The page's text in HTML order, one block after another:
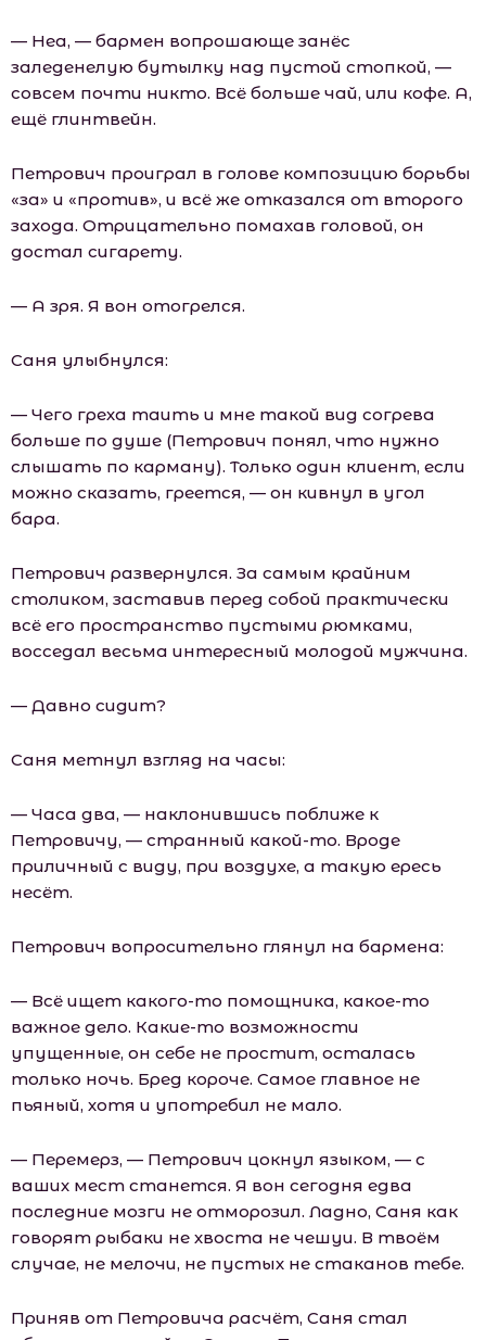
— Неа, — бармен вопрошающе занёс
заледенелую бутылку над пустой стопкой, —
совсем почти никто. Всё больше чай, или кофе. А,
ещё глинтвейн.
Петрович проиграл в голове композицию борьбы
«за» и «против», и всё же отказался от второго
захода. Отрицательно помахав головой, он
достал сигарету.
— А зря. Я вон отогрелся.
Саня улыбнулся:
— Чего греха таить и мне такой вид согрева
больше по душе (Петрович понял, что нужно
слышать по карману). Только один клиент, если
можно сказать, греется, — он кивнул в угол
бара.
Петрович развернулся. За самым крайним
столиком, заставив перед собой практически
всё его пространство пустыми рюмками,
восседал весьма интересный молодой мужчина.
— Давно сидит?
Саня метнул взгляд на часы:
— Часа два, — наклонившись поближе к
Петровичу, — странный какой-то. Вроде
приличный с виду, при воздухе, а такую ересь
несёт.
Петрович вопросительно глянул на бармена:
— Всё ищет какого-то помощника, какое-то
важное дело. Какие-то возможности
упущенные, он себе не простит, осталась
только ночь. Бред короче. Самое главное не
пьяный, хотя и употребил не мало.
— Перемерз, — Петрович цокнул языком, — с
ваших мест станется. Я вон сегодня едва
последние мозги не отморозил. Ладно, Саня как
говорят рыбаки не хвоста не чешуи. В твоём
случае, не мелочи, не пустых не стаканов тебе.
Приняв от Петровича расчёт, Саня стал